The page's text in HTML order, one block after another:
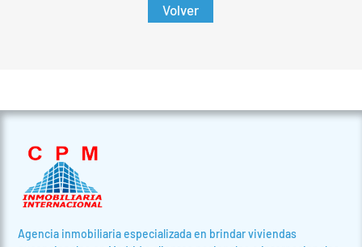
Volver
Agencia inmobiliaria especializada en brindar viviendas